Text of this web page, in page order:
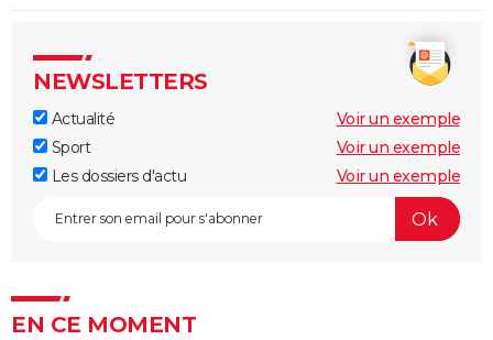
NEWSLETTERS
Actualité
Voir un exemple
Sport
Voir un exemple
Les dossiers d'actu
Voir un exemple
EN CE MOMENT